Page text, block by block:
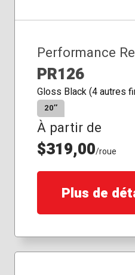
Performance
PR126
Gloss Black (4 autres
20″
À partir de
$319,00/roue
Plus de